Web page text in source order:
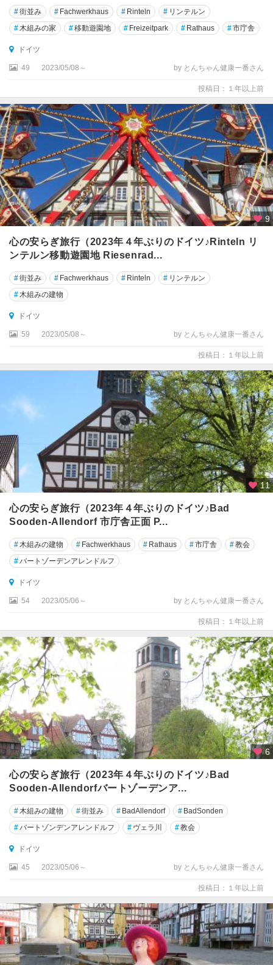
シ
ュ
・
パ
テ
キ
ル
ヘ
ン
キ
ー
ル
ギ
ー
ン
ゲ
ン
ク
ル
ム
ッ
ゲ
ン
ク
ヴ
ェ
ト
ン
ブ
ル
ク
ィ
ン
ゲ
ン
ゲ
ル
リ
ッ
コ
ヘ
ム
コ
ブ
ツ
コ
ン
ス
#街並み # Fachwerkhaus # Rinteln # リンテルン
# 木組みの家 #移動遊園地 # Freizeitpark # Rathaus #市庁舎
ドイツ
49 2023/05/08～ by とんちゃん健康一番さん
投稿日：１年以上前
9
心の安らぎ旅行（2023年４年ぶりのドイツ♪Rinteln リ
ンテルン移動遊園地 Riesenrad...
#街並み # Fachwerkhaus # Rinteln # リンテルン
# 木組みの建物
ドイツ
59 2023/05/08～ by とんちゃん健康一番さん
投稿日：１年以上前
11
心の安らぎ旅行（2023年４年ぶりのドイツ♪Bad
Sooden-Allendorf 市庁舎正面 P...
# 木組みの建物 # Fachwerkhaus # Rathaus #市庁舎 #教会
#バートゾーデンアレンドルフ
ドイツ
54 2023/05/06～ by とんちゃん健康一番さん
投稿日：１年以上前
6
心の安らぎ旅行（2023年４年ぶりのドイツ♪Bad
Sooden-Allendorfバートゾーデンア...
# 木組みの建物 #街並み # BadAllendorf # BadSonden
#バートゾンデンアレンドルフ # ヴェラ川 #教会
ドイツ
45 2023/05/06～ by とんちゃん健康一番さん
投稿日：１年以上前